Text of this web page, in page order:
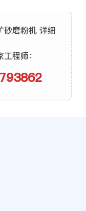
砂磨粉机 详细
程师：